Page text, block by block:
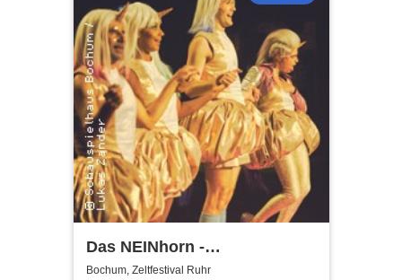
Das NEINhorn -
Schauspielhaus Bochum
Bochum, Zeltfestival Ruhr